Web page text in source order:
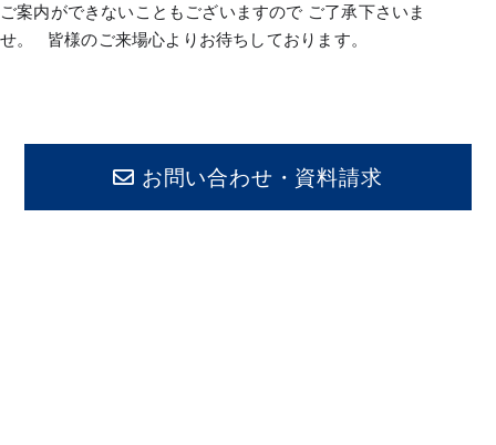
ご案内ができないこともございますので ご了承下さいま
せ。 皆様のご来場心よりお待ちしております。
お問い合わせ・資料請求